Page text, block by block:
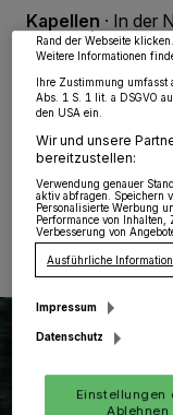
Kapellen · In der
Motorradfahrer
Ermittlungen fuhr
gegen 02 Uhr
der Kreuzung
07.11.2024 , 15:01
widerrufen, indem Sie auf
Rand der Webseite
Weitere Informationen
Ihre Zustimmung
Abs. 1 S. 1 lit. a DSGVO
den USA ein.
Wir und unsere
bereitzustellen:
Verwendung genauer
aktiv abfragen. Speichern
Personalisierte Werbung
Performance von
Verbesserung von
Ausführliche
Impressum
Datenschutz
Einstellungen
Ablehnen